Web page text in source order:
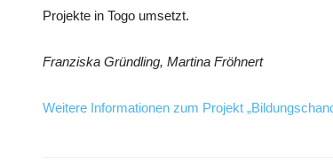
Projekte in Togo umsetzt.
Franziska Gründling, Martina Fröhnert
Weitere Informationen zum Projekt